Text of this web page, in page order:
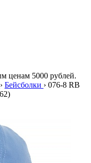
ценам 5000 рублей.
› Бейсболки › 076-8 RB